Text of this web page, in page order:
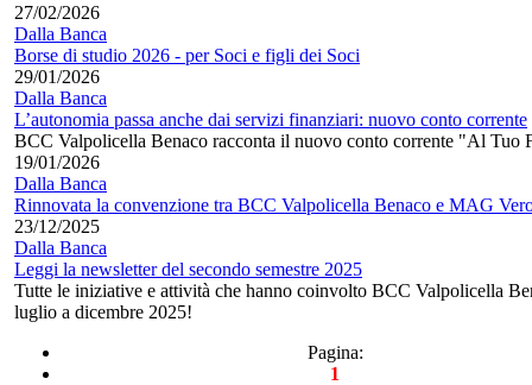
27/02/2026
Dalla Banca
Borse di studio 2026 - per Soci e figli dei Soci
29/01/2026
Dalla Banca
L’autonomia passa anche dai servizi finanziari: nuovo conto corrente
BCC Valpolicella Benaco racconta il nuovo conto corrente "Al Tuo
19/01/2026
Dalla Banca
Rinnovata la convenzione tra BCC Valpolicella Benaco e MAG
23/12/2025
Dalla Banca
Leggi la newsletter del secondo semestre 2025
Tutte le iniziative e attività che hanno coinvolto BCC Valpolicella
luglio a dicembre 2025!
Pagina:
1